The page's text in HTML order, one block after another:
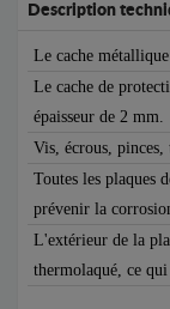
Description
Le cache
Le cache de
épaisseur de 2 mm.
Vis, écrous, pinces,
Toutes les plaques
prévenir la
L'extérieur de la
thermolaqué, ce qui